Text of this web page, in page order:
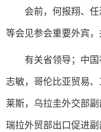
会前，何报翔、任
等会见参会重要外宾，
有关省领导；中国
志敏，哥伦比亚贸易
莱斯，乌拉圭外交部
瑞拉外贸部出口促进